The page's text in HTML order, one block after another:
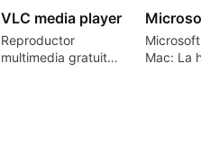
VLC media player
Reproductor
multimedia gratuito
Mac: La
gestión